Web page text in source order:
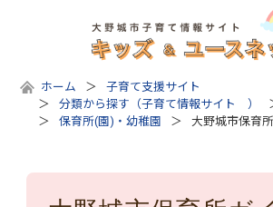
ホーム
子育て支援サイト
分類から探す（子育て情報サイト ）
保育所(園)・幼稚園
大野城市保育